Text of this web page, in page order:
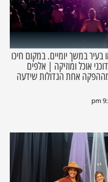
בעיר במשך יומיים. במקום חיכו
אוכל ומוזיקה | אלפים
אחת הגדולות שידעה